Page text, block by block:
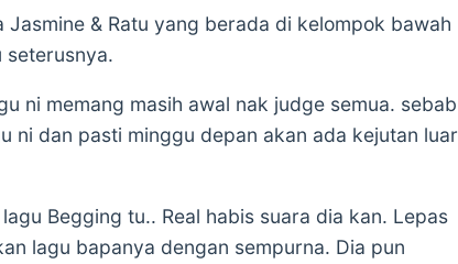
Jasmine & Ratu yang berada di kelompok bawah
seterusnya.
ni memang masih awal nak judge semua. sebab
ni dan pasti minggu depan akan ada kejutan luar
Begging tu.. Real habis suara dia kan. Lepas
lagu bapanya dengan sempurna. Dia pun